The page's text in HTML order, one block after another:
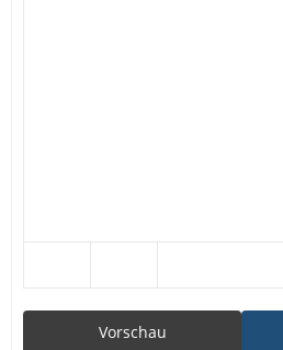
Vorschau